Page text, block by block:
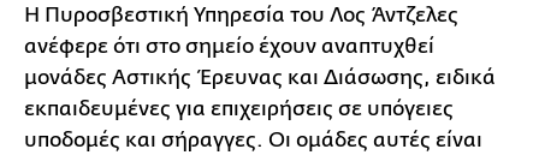
Η Πυροσβεστική Υπηρεσία του Λος Άντζελες
ανέφερε ότι στο σημείο έχουν αναπτυχθεί
μονάδες Αστικής Έρευνας και Διάσωσης, ειδικά
εκπαιδευμένες για επιχειρήσεις σε υπόγειες
υποδομές και σήραγγες. Οι ομάδες αυτές είναι